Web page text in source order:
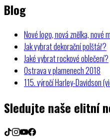
Blog
Nové logo, nová znělka, nové
Jak vybrat dekorační polštář?
Jaké vybrat rockové oblečení?
Ostrava v plamenech 2018
115. výročí Harley-Davidson
Sledujte naše elitní